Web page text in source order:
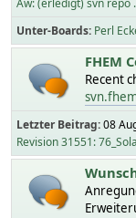
Aw: (erledigt) svn repo
Unter-Boards Perl
FHEM
Recent
Letzter Beitrag:08
Revision 31551: